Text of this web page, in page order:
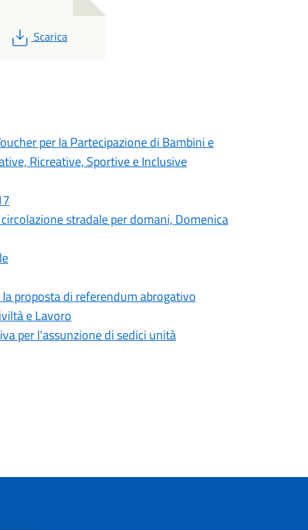
PDF
Scarica
per la Partecipazione di Bambini e
Ricreative, Sportive e Inclusive
stradale per domani, Domenica
proposta di referendum abrogativo
e Lavoro
per l'assunzione di sedici unità